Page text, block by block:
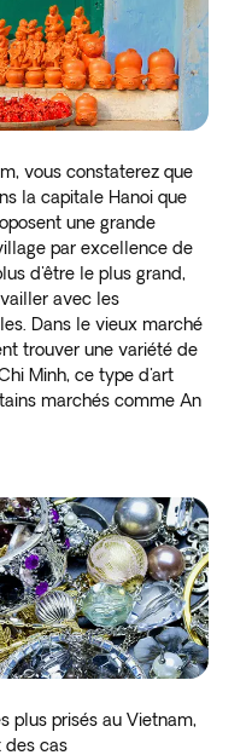
vous constaterez que
la capitale Hanoi que
une grande
par excellence de
d'être le plus grand,
avec les
Dans le vieux marché
trouver une variété de
Minh, ce type d'art
marchés comme An
plus prisés au Vietnam,
des cas